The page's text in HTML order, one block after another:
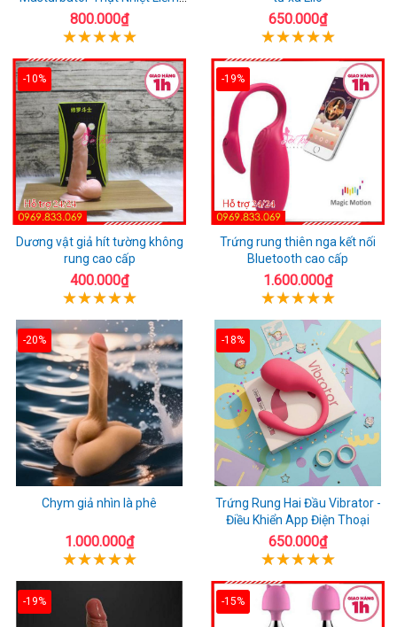
Rung
800.000₫ 650.000₫
-10%
Dương vật giả hít tường không
rung cao cấp
400.000₫
-19%
Trứng rung thiên nga kết nối
Bluetooth cao cấp
1.600.000₫
-20%
Chym giả nhìn là phê
1.000.000₫
-18%
Trứng Rung Hai Đầu Vibrator -
Điều Khiển App Điện Thoại
650.000₫
-19% -15%